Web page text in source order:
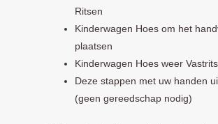
Ritsen
Kinderwagen Hoes om het
plaatsen
Kinderwagen Hoes weer
Deze stappen met uw handen
(geen gereedschap nodig)